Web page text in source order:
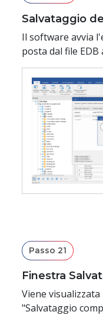
Salvataggio
Il software avvia
posta dal file
Passo 21
Finestra
Viene
"Salvataggio